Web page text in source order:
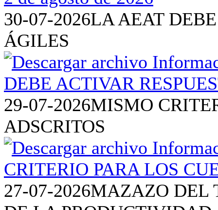
30-07-2026LA AEAT
ÁGILES
29-07-2026MISMO
ADSCRITOS
27-07-2026MAZAZO DEL